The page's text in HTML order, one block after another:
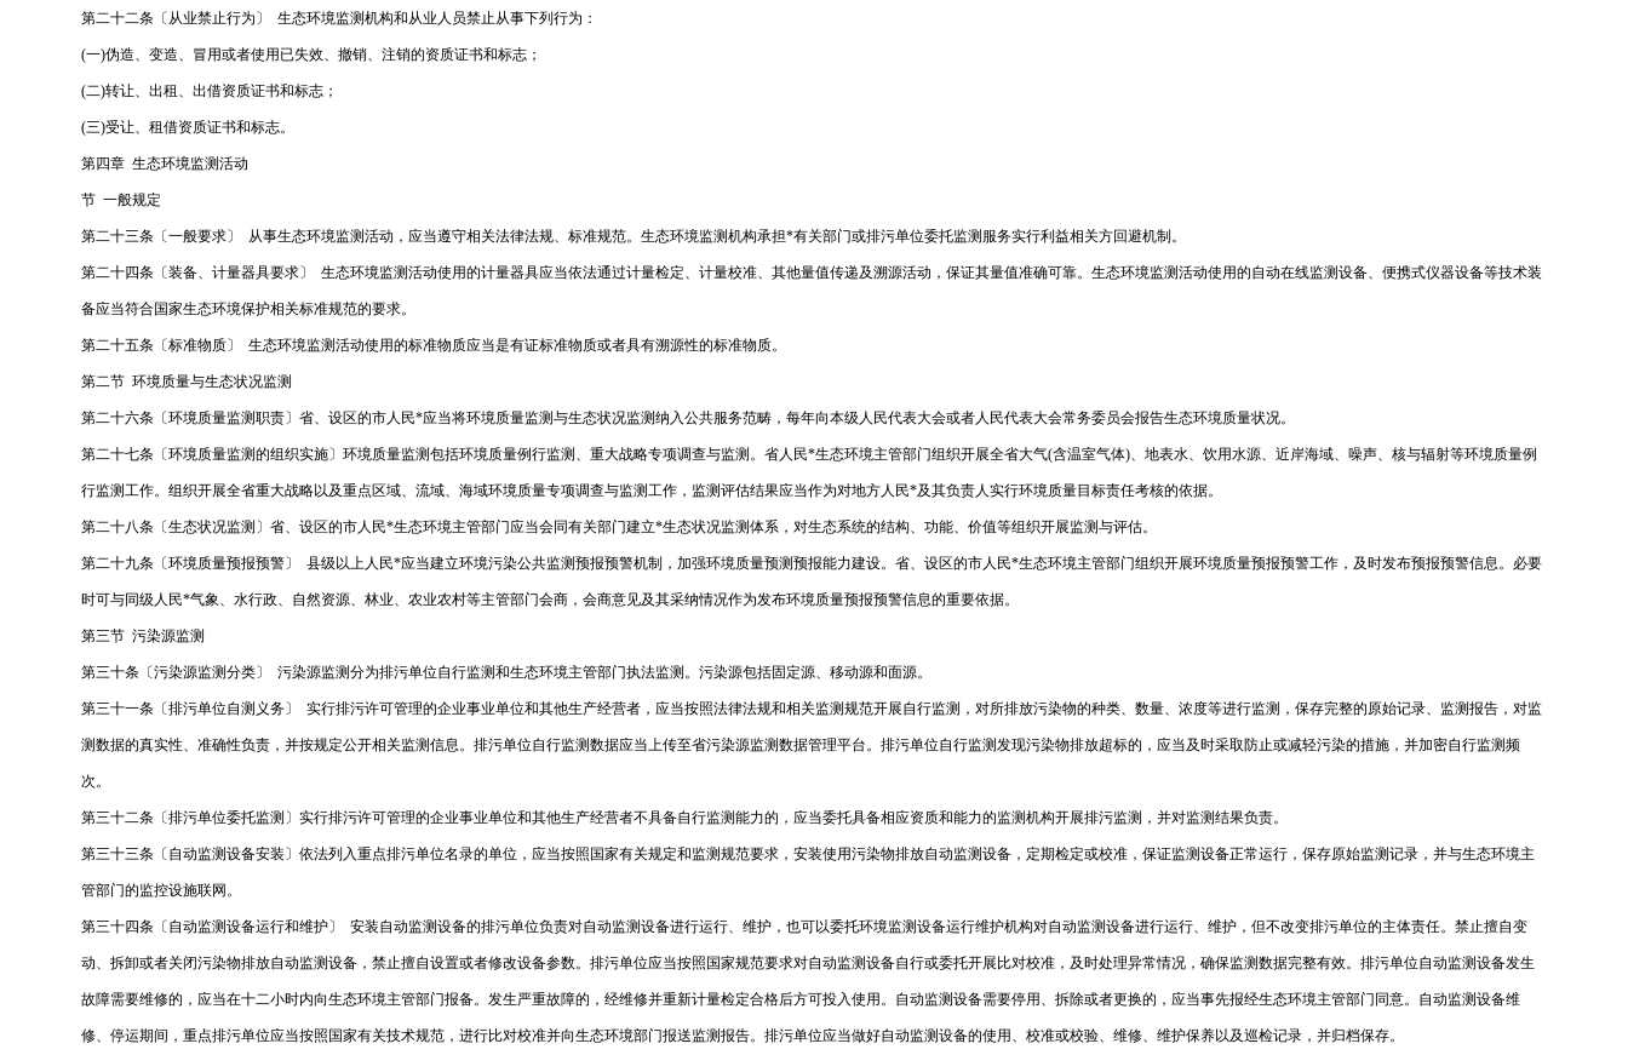
第二十二条〔从业禁止行为〕 生态环境监测机构和从业人员禁止从事下列行为：
(一)伪造、变造、冒用或者使用已失效、撤销、注销的资质证书和标志；
(二)转让、出租、出借资质证书和标志；
(三)受让、租借资质证书和标志。
第四章 生态环境监测活动
节 一般规定
第二十三条〔一般要求〕 从事生态环境监测活动，应当遵守相关法律法规、标准规范。生态环境监测机构承担*有关部门或排污单位委托监测服务实行利益相关方回避机制。
第二十四条〔装备、计量器具要求〕 生态环境监测活动使用的计量器具应当依法通过计量检定、计量校准、其他量值传递及溯源活动，保证其量值准确可靠。生态环境监测活动使用的自动在线监测设备、便携式仪器设备等技术装
备应当符合国家生态环境保护相关标准规范的要求。
第二十五条〔标准物质〕 生态环境监测活动使用的标准物质应当是有证标准物质或者具有溯源性的标准物质。
第二节 环境质量与生态状况监测
第二十六条〔环境质量监测职责〕省、设区的市人民*应当将环境质量监测与生态状况监测纳入公共服务范畴，每年向本级人民代表大会或者人民代表大会常务委员会报告生态环境质量状况。
第二十七条〔环境质量监测的组织实施〕环境质量监测包括环境质量例行监测、重大战略专项调查与监测。省人民*生态环境主管部门组织开展全省大气(含温室气体)、地表水、饮用水源、近岸海域、噪声、核与辐射等环境质量例
行监测工作。组织开展全省重大战略以及重点区域、流域、海域环境质量专项调查与监测工作，监测评估结果应当作为对地方人民*及其负责人实行环境质量目标责任考核的依据。
第二十八条〔生态状况监测〕省、设区的市人民*生态环境主管部门应当会同有关部门建立*生态状况监测体系，对生态系统的结构、功能、价值等组织开展监测与评估。
第二十九条〔环境质量预报预警〕 县级以上人民*应当建立环境污染公共监测预报预警机制，加强环境质量预测预报能力建设。省、设区的市人民*生态环境主管部门组织开展环境质量预报预警工作，及时发布预报预警信息。必要
时可与同级人民*气象、水行政、自然资源、林业、农业农村等主管部门会商，会商意见及其采纳情况作为发布环境质量预报预警信息的重要依据。
第三节 污染源监测
第三十条〔污染源监测分类〕 污染源监测分为排污单位自行监测和生态环境主管部门执法监测。污染源包括固定源、移动源和面源。
第三十一条〔排污单位自测义务〕 实行排污许可管理的企业事业单位和其他生产经营者，应当按照法律法规和相关监测规范开展自行监测，对所排放污染物的种类、数量、浓度等进行监测，保存完整的原始记录、监测报告，对监
测数据的真实性、准确性负责，并按规定公开相关监测信息。排污单位自行监测数据应当上传至省污染源监测数据管理平台。排污单位自行监测发现污染物排放超标的，应当及时采取防止或减轻污染的措施，并加密自行监测频
次。
第三十二条〔排污单位委托监测〕实行排污许可管理的企业事业单位和其他生产经营者不具备自行监测能力的，应当委托具备相应资质和能力的监测机构开展排污监测，并对监测结果负责。
第三十三条〔自动监测设备安装〕依法列入重点排污单位名录的单位，应当按照国家有关规定和监测规范要求，安装使用污染物排放自动监测设备，定期检定或校准，保证监测设备正常运行，保存原始监测记录，并与生态环境主
管部门的监控设施联网。
第三十四条〔自动监测设备运行和维护〕 安装自动监测设备的排污单位负责对自动监测设备进行运行、维护，也可以委托环境监测设备运行维护机构对自动监测设备进行运行、维护，但不改变排污单位的主体责任。禁止擅自变
动、拆卸或者关闭污染物排放自动监测设备，禁止擅自设置或者修改设备参数。排污单位应当按照国家规范要求对自动监测设备自行或委托开展比对校准，及时处理异常情况，确保监测数据完整有效。排污单位自动监测设备发生
故障需要维修的，应当在十二小时内向生态环境主管部门报备。发生严重故障的，经维修并重新计量检定合格后方可投入使用。自动监测设备需要停用、拆除或者更换的，应当事先报经生态环境主管部门同意。自动监测设备维
修、停运期间，重点排污单位应当按照国家有关技术规范，进行比对校准并向生态环境部门报送监测报告。排污单位应当做好自动监测设备的使用、校准或校验、维修、维护保养以及巡检记录，并归档保存。